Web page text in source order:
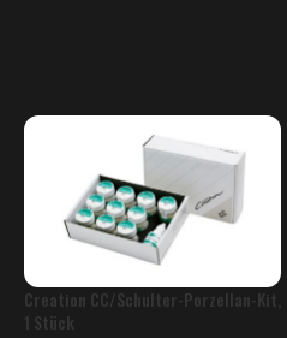
Creation CC/Schulter-Porzellan-Kit,
1 Stück